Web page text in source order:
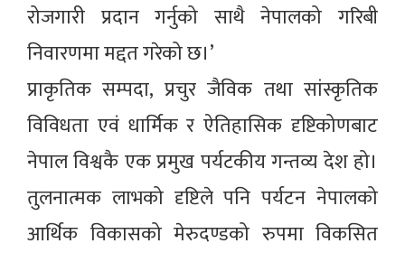
रोजगारी प्रदान गर्नुको साथै नेपालको गरिबी
निवारणमा मद्दत गरेको छ।’
प्राकृतिक सम्पदा, प्रचुर जैविक तथा सांस्कृतिक
विविधता एवं धार्मिक र ऐतिहासिक दृष्टिकोणबाट
नेपाल विश्वकै एक प्रमुख पर्यटकीय गन्तव्य देश हो।
तुलनात्मक लाभको दृष्टिले पनि पर्यटन नेपालको
आर्थिक विकासको मेरुदण्डको रुपमा विकसित